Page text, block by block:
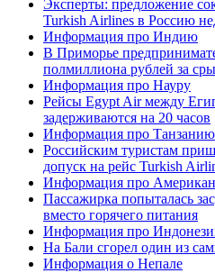
Эксперты: предложение
Turkish Airlines в Россию
Информация про Индию
В Приморье
полмиллиона рублей за
Информация про Науру
Рейсы Egypt Air между
задерживаются на 20 часов
Информация про Танзанию
Российским туристам
допуск на рейс Turkish
Информация про
Пассажирка попыталась
вместо горячего питания
Информация про
На Бали сгорел один из
Информация о Непале